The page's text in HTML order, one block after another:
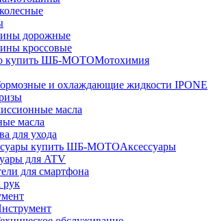
дорожные
кроссовые
Мотохимия
и охлаждающие жидкости IPONE
масла
масла
для ухода
Аксессуары
для ATV
для смартфона
рук